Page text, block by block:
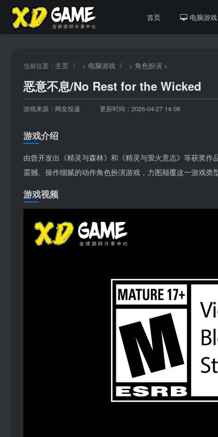
首页 电脑游戏
当前位置： 主页 / > 电脑游戏 / > 角色扮演 >
恶意不息/No Rest for the Wicked
游戏来源：网友投递 更新时间：2026-04-27 14:08
游戏介绍
由曾开发出《精灵与森林》和《精灵与萤火意志》等获奖
震撼、操作细腻的动作角色扮演游戏，力图颠覆这一游戏类
游戏视频